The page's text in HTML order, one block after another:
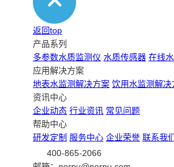
返回top
产品系列
多参数水质监测仪 水质传感器 在线
应用解决方案
地表水监测解决方案 饮用水监测解决
资讯中心
企业动态 行业资讯 常见问题
帮助中心
研发定制 服务中心 企业荣誉 联系我
400-865-2066